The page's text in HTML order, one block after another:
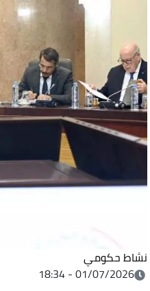
نشاط حكومي
01/07/2026 - 18:34